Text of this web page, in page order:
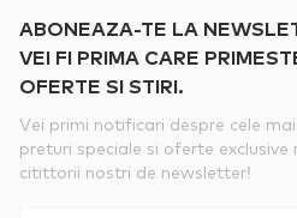
ABONEAZA-TE LA
VEI FI PRIMA CARE
OFERTE SI STIRI.
Vei primi notificari despre cele
preturi speciale si oferte
citittorii nostri de newsletter!